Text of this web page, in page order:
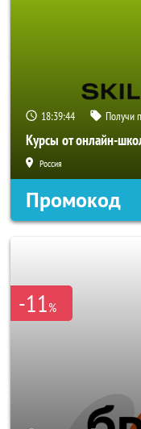
18:39:43 Получи
Курсы от онлайн-
Россия
Промокод
-11%